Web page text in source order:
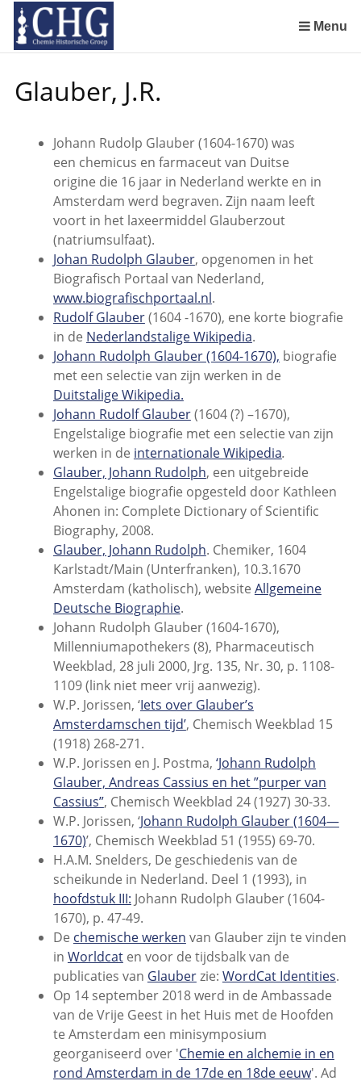
links
over
naar
de
Spring
naar
het
menu
Menu
Glauber, J.R.
Johann Rudolp Glauber (1604-1670) was
een chemicus en farmaceut van Duitse
origine die 16 jaar in Nederland werkte en in
Amsterdam werd begraven. Zijn naam leeft
voort in het laxeermiddel Glauberzout
(natriumsulfaat).
Johan Rudolph Glauber, opgenomen in het
Biografisch Portaal van Nederland,
www.biografischportaal.nl.
Rudolf Glauber(1604 -1670), ene korte biografie
in de Nederlandstalige Wikipedia.
Johann Rudolph Glauber (1604-1670), biografie
met een selectie van zijn werken in de
Duitstalige Wikipedia.
Johann Rudolf Glauber(1604 (?) –1670),
Engelstalige biografie met een selectie van zijn
werken in de internationale Wikipedia.
Glauber, Johann Rudolph, een uitgebreide
Engelstalige biografie opgesteld door Kathleen
Ahonen in: Complete Dictionary of Scientific
Biography, 2008.
Glauber, Johann Rudolph. Chemiker, 1604
Karlstadt/Main (Unterfranken), 10.3.1670
Amsterdam (katholisch), website Allgemeine
Deutsche Biographie.
Johann Rudolph Glauber (1604-1670),
Millenniumapothekers (8), Pharmaceutisch
Weekblad, 28 juli 2000, Jrg. 135, Nr. 30, p. 1108-
1109 (link niet meer vrij aanwezig).
W.P. Jorissen, ‘Iets over Glauber’s
Amsterdamschen tijd’, Chemisch Weekblad 15
(1918) 268-271.
W.P. Jorissen en J. Postma, ‘Johann Rudolph
Glauber, Andreas Cassius en het ”purper van
Cassius”, Chemisch Weekblad 24 (1927) 30-33.
W.P. Jorissen, ‘Johann Rudolph Glauber (1604—
1670)’, Chemisch Weekblad 51 (1955) 69-70.
H.A.M. Snelders, De geschiedenis van de
scheikunde in Nederland. Deel 1 (1993), in
hoofdstuk III: Johann Rudolph Glauber (1604-
1670), p. 47-49.
De chemische werken van Glauber zijn te vinden
in Worldcaten voor de tijdsbalk van de
publicaties van Glauberzie: WordCat Identities.
Op 14 september 2018 werd in de Ambassade
van de Vrije Geest in het Huis met de Hoofden
te Amsterdam een minisymposium
georganiseerd over 'Chemie en alchemie in en
rond Amsterdam in de 17de en 18de eeuw'. Ad